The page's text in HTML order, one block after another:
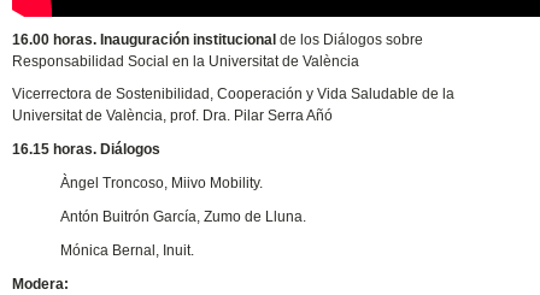
16.00 horas. Inauguración institucional de los Diálogos sobre
Responsabilidad Social en la Universitat de València
Vicerrectora de Sostenibilidad, Cooperación y Vida Saludable de la
Universitat de València, prof. Dra. Pilar Serra Añó
16.15 horas. Diálogos
Àngel Troncoso, Miivo Mobility.
Antón Buitrón García, Zumo de Lluna.
Mónica Bernal, Inuit.
Modera: